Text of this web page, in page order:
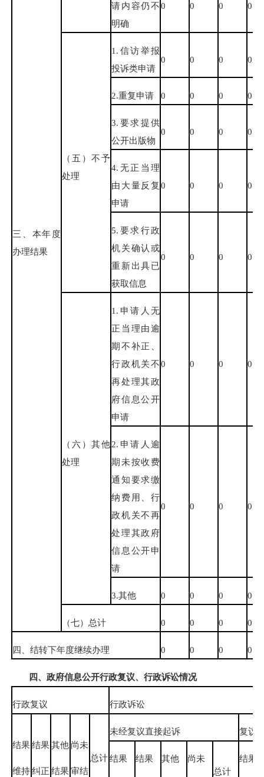
三、本年度
办理结果
请内容仍不
明确
0 0 0 0
（五）不予
处理
1.信访举报
投诉类申请
0 0 0 0
2.重复申请 0 0 0 0
3.要求提供
公开出版物
0 0 0 0
4.无正当理
由大量反复
申请
0 0 0 0
5.要求行政
机关确认或
重新出具已
获取信息
0 0 0 0
（六）其他
处理
1.申请人无
正当理由逾
期不补正、
行政机关不
再处理其政
府信息公开
申请
0 0 0 0
2.申请人逾
期未按收费
通知要求缴
纳费用、行
政机关不再
处理其政府
信息公开申
请
0 0 0 0
3.其他 0 0 0 0
（七）总计 0 0 0 0
四、结转下年度继续办理 0 0 0 0
四、政府信息公开行政复议、行政诉讼情况
行政复议 行政诉讼
结果
维持
结果
纠正
其他
结果
尚未
审结
总计
未经复议直接起诉 复议
结果 结果 其他 尚未
总计
结果